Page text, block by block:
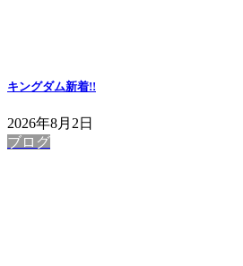
キングダム新着!!
2026年8月2日
ブログ